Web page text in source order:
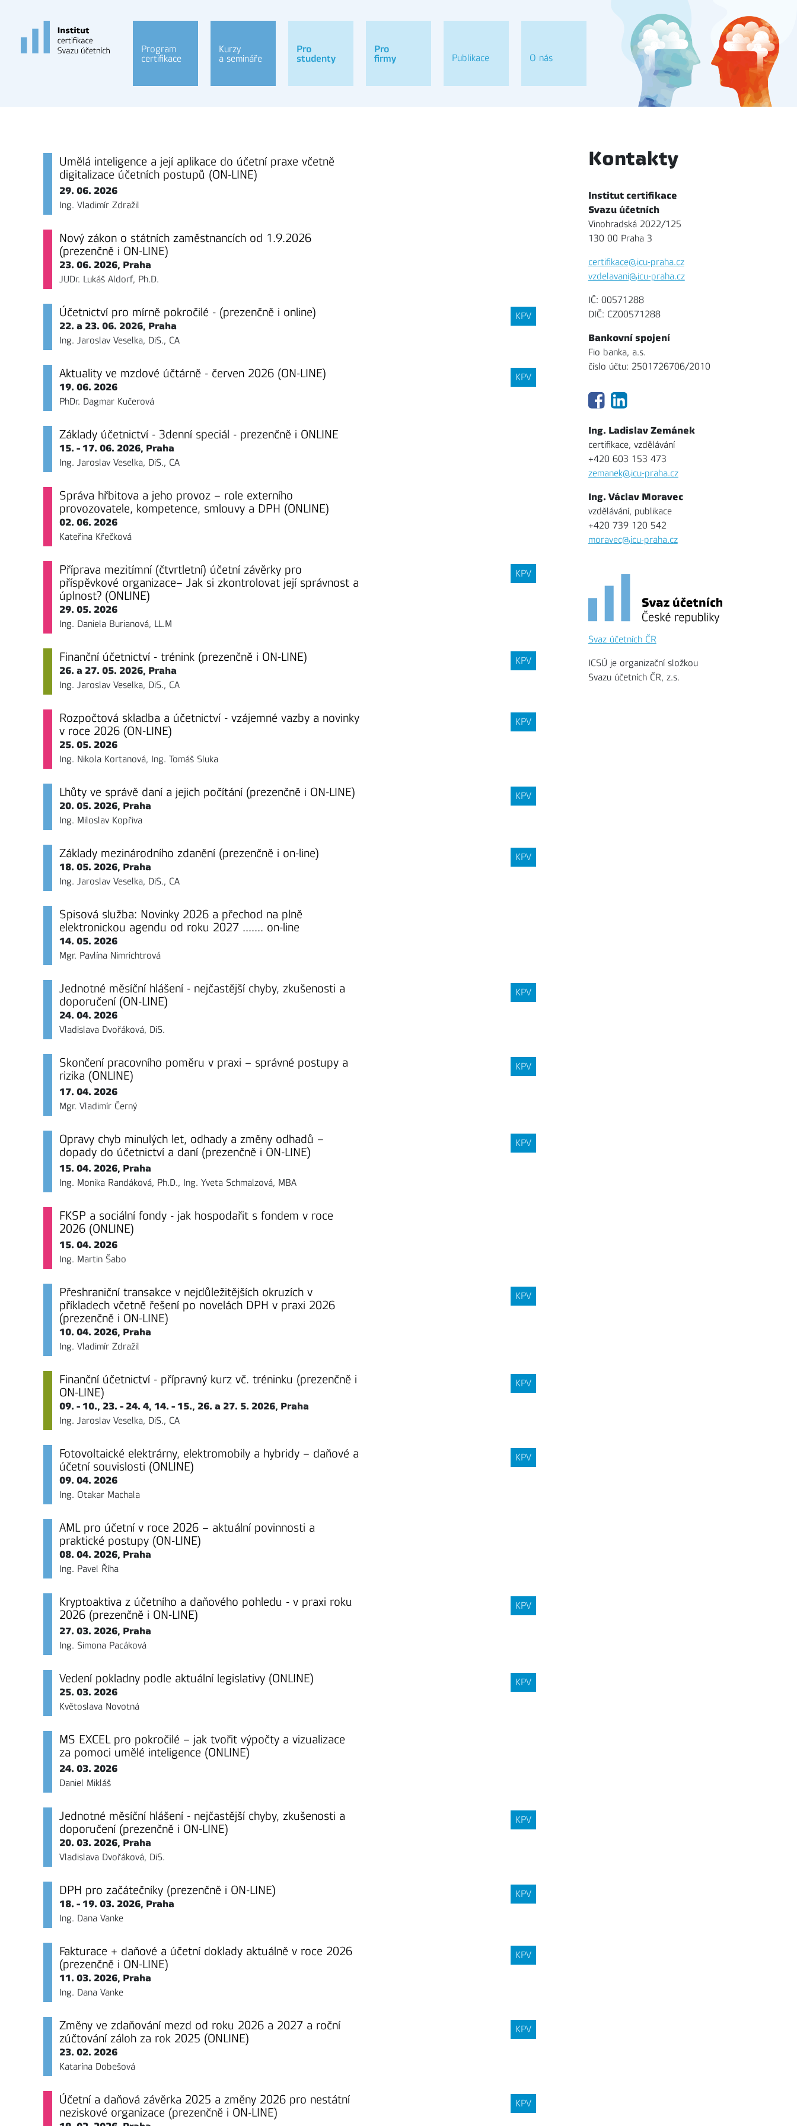
Program
certifikace
Kurzy
a semináře
Pro
studenty
Pro
firmy
Publikace O nás
Umělá inteligence a její aplikace do účetní praxe včetně
digitalizace účetních postupů (ON-LINE)
29. 06. 2026
Ing. Vladimír Zdražil
Nový zákon o státních zaměstnancích od 1.9.2026
(prezenčně i ON-LINE)
23. 06. 2026, Praha
JUDr. Lukáš Aldorf, Ph.D.
Účetnictví pro mírně pokročilé - (prezenčně i online)
22. a 23. 06. 2026, Praha
Ing. Jaroslav Veselka, DiS., CA
KPV
Aktuality ve mzdové účtárně - červen 2026 (ON-LINE)
19. 06. 2026
PhDr. Dagmar Kučerová
KPV
Základy účetnictví - 3denní speciál - prezenčně i ONLINE
15. - 17. 06. 2026, Praha
Ing. Jaroslav Veselka, DiS., CA
Správa hřbitova a jeho provoz – role externího
provozovatele, kompetence, smlouvy a DPH (ONLINE)
02. 06. 2026
Kateřina Křečková
Příprava mezitímní (čtvrtletní) účetní závěrky pro
příspěvkové organizace– Jak si zkontrolovat její správnost a
úplnost? (ONLINE)
29. 05. 2026
Ing. Daniela Burianová, LL.M
KPV
Finanční účetnictví - trénink (prezenčně i ON-LINE)
26. a 27. 05. 2026, Praha
Ing. Jaroslav Veselka, DiS., CA
KPV
Rozpočtová skladba a účetnictví - vzájemné vazby a novinky
v roce 2026 (ON-LINE)
25. 05. 2026
Ing. Nikola Kortanová, Ing. Tomáš Sluka
KPV
Lhůty ve správě daní a jejich počítání (prezenčně i ON-LINE)
20. 05. 2026, Praha
Ing. Miloslav Kopřiva
KPV
Základy mezinárodního zdanění (prezenčně i on-line)
18. 05. 2026, Praha
Ing. Jaroslav Veselka, DiS., CA
KPV
Spisová služba: Novinky 2026 a přechod na plně
elektronickou agendu od roku 2027 ....... on-line
14. 05. 2026
Mgr. Pavlína Nimrichtrová
Jednotné měsíční hlášení - nejčastější chyby, zkušenosti a
doporučení (ON-LINE)
24. 04. 2026
Vladislava Dvořáková, DiS.
KPV
Skončení pracovního poměru v praxi – správné postupy a
rizika (ONLINE)
17. 04. 2026
Mgr. Vladimír Černý
KPV
Opravy chyb minulých let, odhady a změny odhadů –
dopady do účetnictví a daní (prezenčně i ON-LINE)
15. 04. 2026, Praha
Ing. Monika Randáková, Ph.D., Ing. Yveta Schmalzová, MBA
KPV
FKSP a sociální fondy - jak hospodařit s fondem v roce
2026 (ONLINE)
15. 04. 2026
Ing. Martin Šabo
Přeshraniční transakce v nejdůležitějších okruzích v
příkladech včetně řešení po novelách DPH v praxi 2026
(prezenčně i ON-LINE)
10. 04. 2026, Praha
Ing. Vladimír Zdražil
KPV
Finanční účetnictví - přípravný kurz vč. tréninku (prezenčně i
ON-LINE)
09. - 10., 23. - 24. 4, 14. - 15., 26. a 27. 5. 2026, Praha
Ing. Jaroslav Veselka, DiS., CA
KPV
Fotovoltaické elektrárny, elektromobily a hybridy – daňové a
účetní souvislosti (ONLINE)
09. 04. 2026
Ing. Otakar Machala
KPV
AML pro účetní v roce 2026 – aktuální povinnosti a
praktické postupy (ON-LINE)
08. 04. 2026, Praha
Ing. Pavel Říha
Kryptoaktiva z účetního a daňového pohledu - v praxi roku
2026 (prezenčně i ON-LINE)
27. 03. 2026, Praha
Ing. Simona Pacáková
KPV
Vedení pokladny podle aktuální legislativy (ONLINE)
25. 03. 2026
Květoslava Novotná
KPV
MS EXCEL pro pokročilé – jak tvořit výpočty a vizualizace
za pomoci umělé inteligence (ONLINE)
24. 03. 2026
Daniel Mikláš
Jednotné měsíční hlášení - nejčastější chyby, zkušenosti a
doporučení (prezenčně i ON-LINE)
20. 03. 2026, Praha
Vladislava Dvořáková, DiS.
KPV
DPH pro začátečníky (prezenčně i ON-LINE)
18. - 19. 03. 2026, Praha
Ing. Dana Vanke
KPV
Fakturace + daňové a účetní doklady aktuálně v roce 2026
(prezenčně i ON-LINE)
11. 03. 2026, Praha
Ing. Dana Vanke
KPV
Změny ve zdaňování mezd od roku 2026 a 2027 a roční
zúčtování záloh za rok 2025 (ONLINE)
23. 02. 2026
Katarína Dobešová
KPV
Účetní a daňová závěrka 2025 a změny 2026 pro nestátní
neziskové organizace (prezenčně i ON-LINE)
KPV
Kontakty
Institut certifikace
Svazu účetních
Vinohradská 2022/125
130 00 Praha 3
certifikace@icu-praha.cz
vzdelavani@icu-praha.cz
IČ: 00571288
DIČ: CZ00571288
Bankovní spojení
Fio banka, a.s.
číslo účtu: 2501726706/2010
Ing. Ladislav Zemánek
certifikace, vzdělávání
+420 603 153 473
zemanek@icu-praha.cz
Ing. Václav Moravec
vzdělávání, publikace
+420 739 120 542
moravec@icu-praha.cz
Svaz účetních ČR
ICSÚ je organizační složkou
Svazu účetních ČR, z.s.